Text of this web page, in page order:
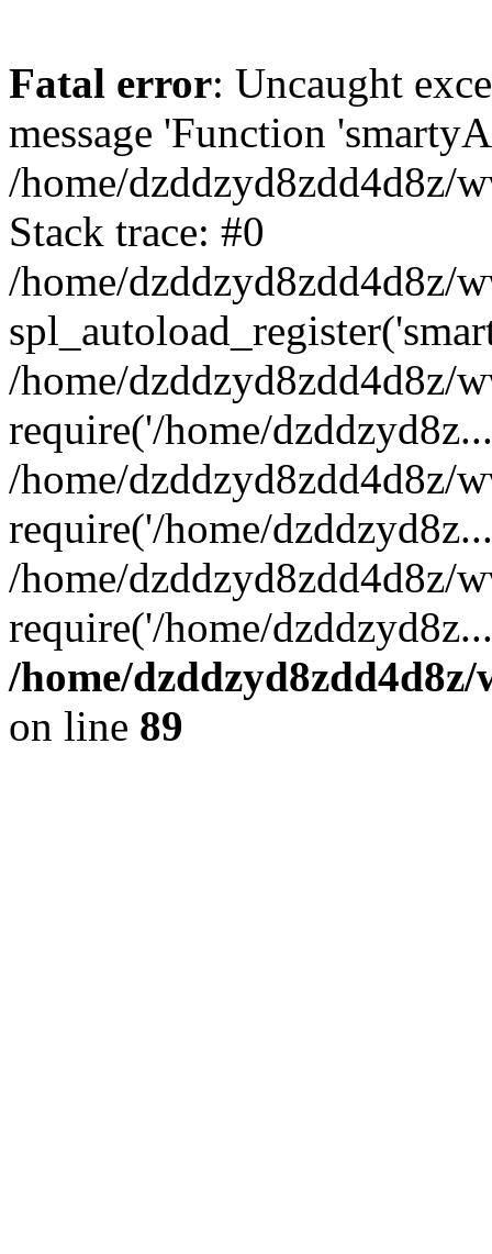
Fatal error: Uncaught
message 'Function
/home/dzddzyd8zdd4d8z/
Stack trace: #0
/home/dzddzyd8zdd4d8z/
/home/dzddzyd8zdd4d8z/
require('/home/
/home/dzddzyd8zdd4d8z/
require('/home/
/home/dzddzyd8zdd4d8z/
require('/home/
/home/
on line 89